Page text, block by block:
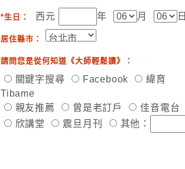
*生日： 西元 年 月 日
居住縣市：
請問您是從何知道《大師輕鬆讀》：
關鍵字搜尋 Facebook
緯育
Tibame
親友推薦
曾是老訂戶
佳音電台
欣講堂
震旦月刊 其他：